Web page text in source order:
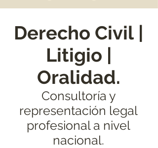
Derecho Civil |
Litigio |
Oralidad.
Consultoría y
representación legal
profesional a nivel
nacional.